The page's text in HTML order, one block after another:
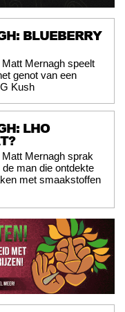
BLUEBERRY
Matt Mernagh speelt
genot van een
Kush
LHO
Matt Mernagh sprak
man die ontdekte
met smaakstoffen